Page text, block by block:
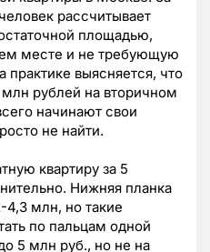
рассчитывает
площадью,
месте и не требующую
практике выясняется, что
рублей на вторичном
начинают свои
не найти.
квартиру за 5
Нижняя планка
4,3 млн, но такие
по пальцам одной
5 млн руб., но не на